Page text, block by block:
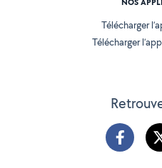
NOS
Télécharger
Télécharger